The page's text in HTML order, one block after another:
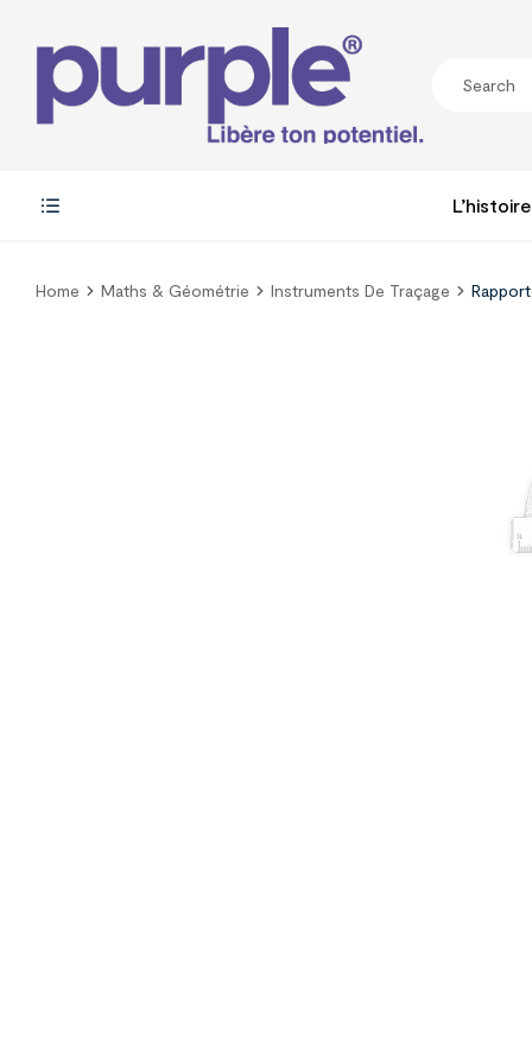
L’histoire
Home Maths & Géométrie Instruments De Traçage